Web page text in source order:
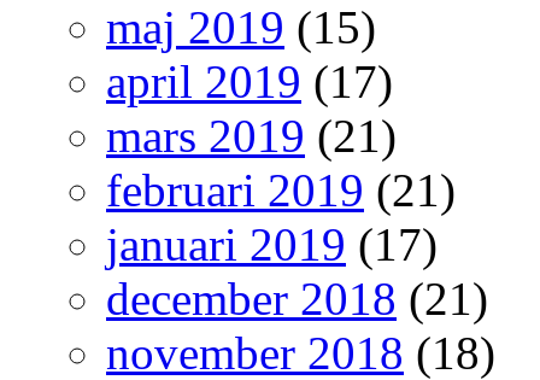
maj 2019 (15)
april 2019 (17)
mars 2019 (21)
februari 2019 (21)
januari 2019 (17)
december 2018 (21)
november 2018 (18)